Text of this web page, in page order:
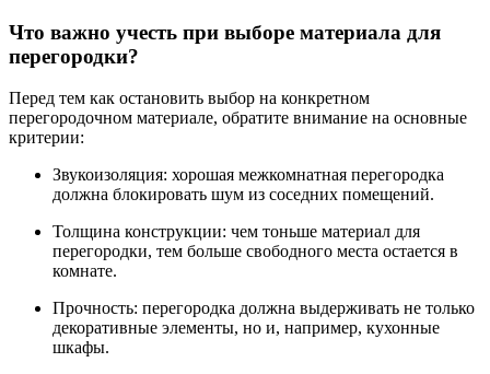
Что важно учесть при выборе материала для
перегородки?
Перед тем как остановить выбор на конкретном
перегородочном материале, обратите внимание на основные
критерии:
Звукоизоляция: хорошая межкомнатная перегородка
должна блокировать шум из соседних помещений.
Толщина конструкции: чем тоньше материал для
перегородки, тем больше свободного места остается в
комнате.
Прочность: перегородка должна выдерживать не только
декоративные элементы, но и, например, кухонные
шкафы.